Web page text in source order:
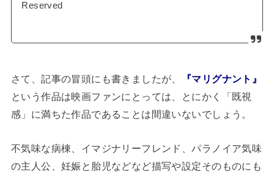
Reserved
さて、記事の冒頭にも書きましたが、
『マリグナント』
という作品は映画ファンにとっては、とにかく「既視
感」に満ちた作品であることは間違いないでしょう。
不気味な病棟、イマジナリーフレンド、パラノイア気味
の主人公、妊娠と胎児などなど描写や設定そのものにも